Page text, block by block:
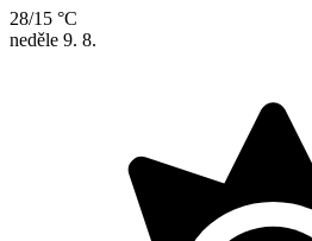
28/15 °C
neděle 9. 8.